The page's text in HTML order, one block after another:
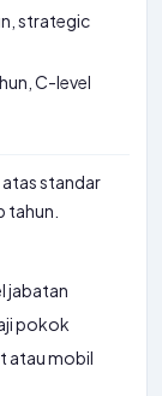
strategic
C-level
standar
tahun.
jabatan
pokok
atau mobil